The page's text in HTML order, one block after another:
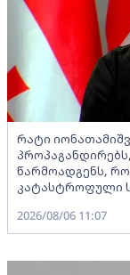
რატი
წარმოადგენს,
კატასტროფული
2026/08/06 11:07